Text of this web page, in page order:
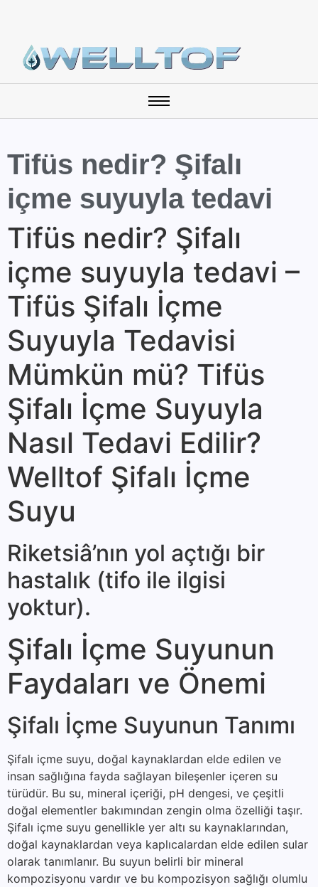
Tifüs nedir? Şifalı
içme suyuyla tedavi
Tifüs nedir? Şifalı
içme suyuyla tedavi –
Tifüs Şifalı İçme
Suyuyla Tedavisi
Mümkün mü? Tifüs
Şifalı İçme Suyuyla
Nasıl Tedavi Edilir?
Welltof Şifalı İçme
Suyu
Riketsiâ’nın yol açtığı bir
hastalık (tifo ile ilgisi
yoktur).
Şifalı İçme Suyunun
Faydaları ve Önemi
Şifalı İçme Suyunun Tanımı
Şifalı içme suyu, doğal kaynaklardan elde edilen ve
insan sağlığına fayda sağlayan bileşenler içeren su
türüdür. Bu su, mineral içeriği, pH dengesi, ve çeşitli
doğal elementler bakımından zengin olma özelliği taşır.
Şifalı içme suyu genellikle yer altı su kaynaklarından,
doğal kaynaklardan veya kaplıcalardan elde edilen sular
olarak tanımlanır. Bu suyun belirli bir mineral
kompozisyonu vardır ve bu kompozisyon sağlığı olumlu